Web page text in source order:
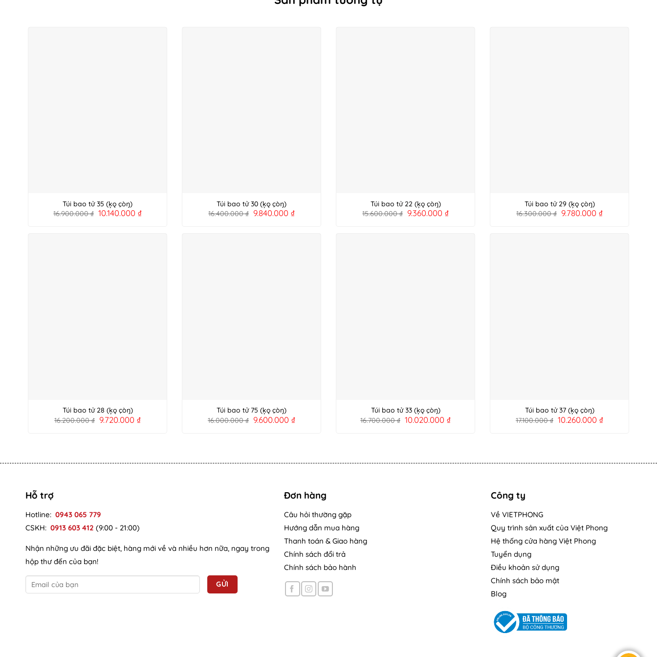
Túi bao tử 35 (ķǫ çòŋ)
16.900.000₫ 10.140.000₫
Túi bao tử 30 (ķǫ çòŋ)
16.400.000₫ 9.840.000₫
Túi bao tử 22 (ķǫ çòŋ)
15.600.000₫ 9.360.000₫
Túi bao tử 29 (ķǫ çòŋ)
16.300.000₫ 9.780.000₫
Túi bao tử 28 (ķǫ çòŋ)
16.200.000₫ 9.720.000₫
Túi bao tử 75 (ķǫ çòŋ)
16.000.000₫ 9.600.000₫
Túi bao tử 33 (ķǫ çòŋ)
16.700.000₫ 10.020.000₫
Túi bao tử 37 (ķǫ çòŋ)
17.100.000₫ 10.260.000₫
Hỗ trợ
Hotline: 0943 065 779
CSKH: 0913 603 412 (9:00 - 21:00)
Nhận những ưu đãi đặc biệt, hàng mới về và nhiều hơn nữa, ngay trong
hộp thư đến của bạn!
Đơn hàng
Câu hỏi thường gặp
Hướng dẫn mua hàng
Thanh toán & Giao hàng
Chính sách đổi trả
Chính sách bảo hành
Công ty
Về VIETPHONG
Quy trình sản xuất của Việt Phong
Hệ thống cửa hàng Việt Phong
Tuyển dụng
Điều khoản sử dụng
Chính sách bảo mật
Blog